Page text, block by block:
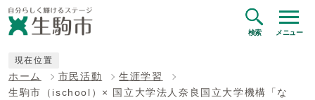
検索 メニュー
現在位置
ホーム 市民活動
生涯学習
生駒市（ischool）× 国立大学法人奈良国立大学機構「な